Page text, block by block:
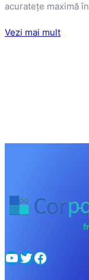
acuratețe maximă
Vezi mai mult
YouTube Twitter Facebook